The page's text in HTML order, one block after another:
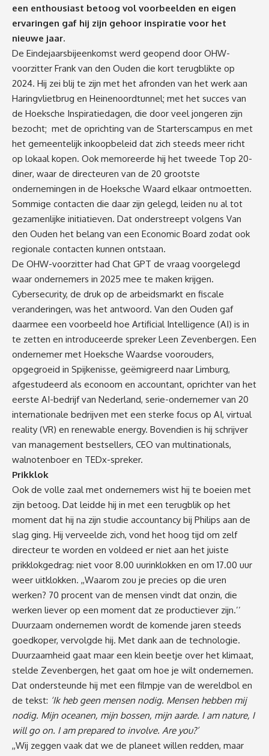
een enthousiast betoog vol voorbeelden en eigen
ervaringen gaf hij zijn gehoor inspiratie voor het
nieuwe jaar.
De Eindejaarsbijeenkomst werd geopend door OHW-
voorzitter Frank van den Ouden die kort terugblikte op
2024. Hij zei blij te zijn met het afronden van het werk aan
Haringvlietbrug en Heinenoordtunnel; met het succes van
de Hoeksche Inspiratiedagen, die door veel jongeren zijn
bezocht; met de oprichting van de Starterscampus en met
het gemeentelijk inkoopbeleid dat zich steeds meer richt
op lokaal kopen. Ook memoreerde hij het tweede Top 20-
diner, waar de directeuren van de 20 grootste
ondernemingen in de Hoeksche Waard elkaar ontmoetten.
Sommige contacten die daar zijn gelegd, leiden nu al tot
gezamenlijke initiatieven. Dat onderstreept volgens Van
den Ouden het belang van een Economic Board zodat ook
regionale contacten kunnen ontstaan.
De OHW-voorzitter had Chat GPT de vraag voorgelegd
waar ondernemers in 2025 mee te maken krijgen.
Cybersecurity, de druk op de arbeidsmarkt en fiscale
veranderingen, was het antwoord. Van den Ouden gaf
daarmee een voorbeeld hoe Artificial Intelligence (AI) is in
te zetten en introduceerde spreker Leen Zevenbergen. Een
ondernemer met Hoeksche Waardse voorouders,
opgegroeid in Spijkenisse, geëmigreerd naar Limburg,
afgestudeerd als econoom en accountant, oprichter van het
eerste AI-bedrijf van Nederland, serie-ondernemer van 20
internationale bedrijven met een sterke focus op AI, virtual
reality (VR) en renewable energy. Bovendien is hij schrijver
van management bestsellers, CEO van multinationals,
walnotenboer en TEDx-spreker.
Prikklok
Ook de volle zaal met ondernemers wist hij te boeien met
zijn betoog. Dat leidde hij in met een terugblik op het
moment dat hij na zijn studie accountancy bij Philips aan de
slag ging. Hij verveelde zich, vond het hoog tijd om zelf
directeur te worden en voldeed er niet aan het juiste
prikklokgedrag: niet voor 8.00 uurinklokken en om 17.00 uur
weer uitklokken. ,,Waarom zou je precies op die uren
werken? 70 procent van de mensen vindt dat onzin, die
werken liever op een moment dat ze productiever zijn.’’
Duurzaam ondernemen wordt de komende jaren steeds
goedkoper, vervolgde hij. Met dank aan de technologie.
Duurzaamheid gaat maar een klein beetje over het klimaat,
stelde Zevenbergen, het gaat om hoe je wilt ondernemen.
Dat ondersteunde hij met een filmpje van de wereldbol en
de tekst: ‘Ik heb geen mensen nodig. Mensen hebben mij
nodig. Mijn oceanen, mijn bossen, mijn aarde. I am nature, I
will go on. I am prepared to involve. Are you?’
,,Wij zeggen vaak dat we de planeet willen redden, maar